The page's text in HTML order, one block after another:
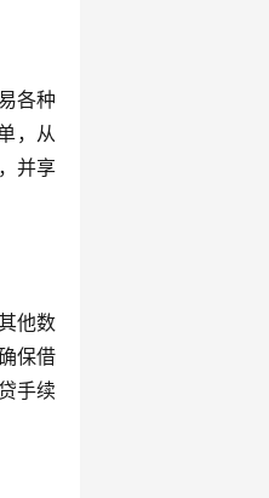
各种
，从
并享
他数
保借
手续